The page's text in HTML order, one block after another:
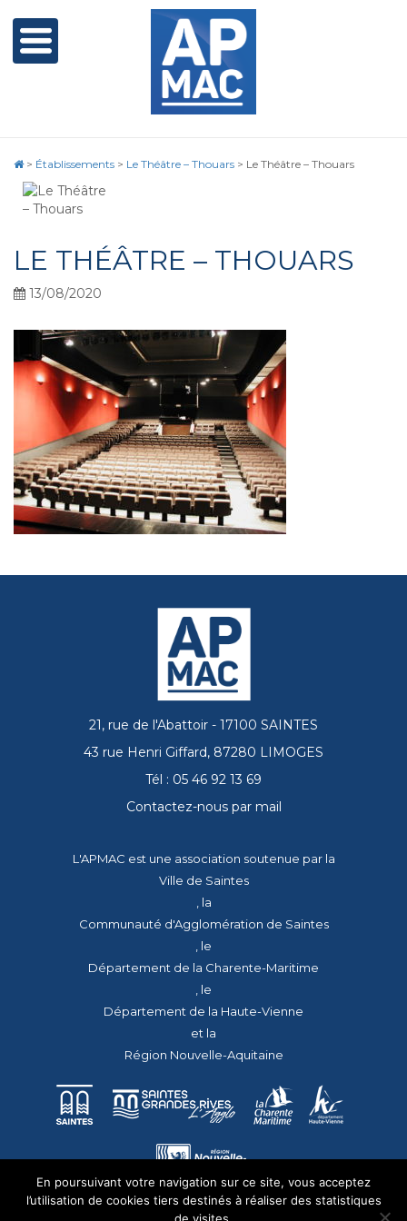
> Établissements > Le Théâtre – Thouars > Le Théâtre – Thouars
LE THÉÂTRE – THOUARS
13/08/2020
21, rue de l'Abattoir - 17100 SAINTES
43 rue Henri Giffard, 87280 LIMOGES
Tél : 05 46 92 13 69
Contactez-nous par mail
L'APMAC est une association soutenue par la
Ville de Saintes
, la
Communauté d'Agglomération de Saintes
, le
Département de la Charente-Maritime
, le
Département de la Haute-Vienne
et la
Région Nouvelle-Aquitaine
En poursuivant votre navigation sur ce site, vous acceptez
l’utilisation de cookies tiers destinés à réaliser des statistiques